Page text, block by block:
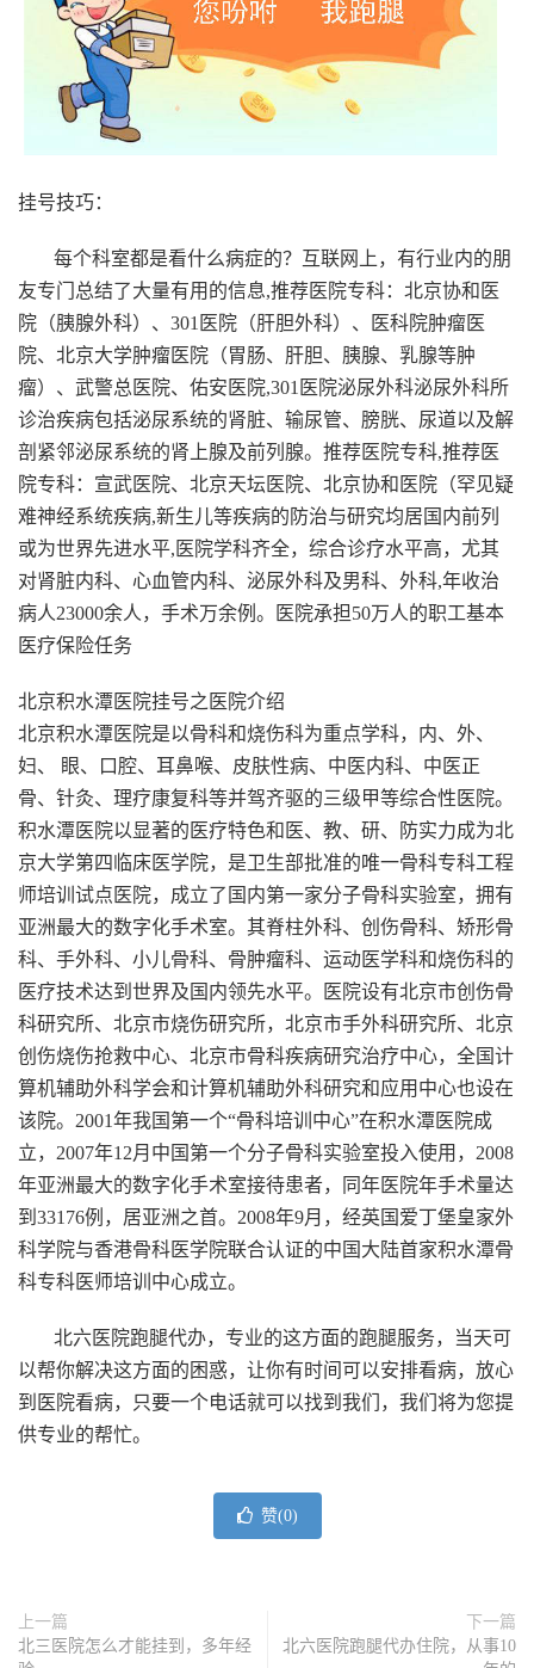
挂号技巧：
每个科室都是看什么病症的？互联网上，有行业内的朋
友专门总结了大量有用的信息,推荐医院专科：北京协和医
院（胰腺外科）、301医院（肝胆外科）、医科院肿瘤医
院、北京大学肿瘤医院（胃肠、肝胆、胰腺、乳腺等肿
瘤）、武警总医院、佑安医院,301医院泌尿外科泌尿外科所
诊治疾病包括泌尿系统的肾脏、输尿管、膀胱、尿道以及解
剖紧邻泌尿系统的肾上腺及前列腺。推荐医院专科,推荐医
院专科：宣武医院、北京天坛医院、北京协和医院（罕见疑
难神经系统疾病,新生儿等疾病的防治与研究均居国内前列
或为世界先进水平,医院学科齐全，综合诊疗水平高，尤其
对肾脏内科、心血管内科、泌尿外科及男科、外科,年收治
病人23000余人，手术万余例。医院承担50万人的职工基本
医疗保险任务
北京积水潭医院挂号之医院介绍
北京积水潭医院是以骨科和烧伤科为重点学科，内、外、
妇、 眼、口腔、耳鼻喉、皮肤性病、中医内科、中医正
骨、针灸、理疗康复科等并驾齐驱的三级甲等综合性医院。
积水潭医院以显著的医疗特色和医、教、研、防实力成为北
京大学第四临床医学院，是卫生部批准的唯一骨科专科工程
师培训试点医院，成立了国内第一家分子骨科实验室，拥有
亚洲最大的数字化手术室。其脊柱外科、创伤骨科、矫形骨
科、手外科、小儿骨科、骨肿瘤科、运动医学科和烧伤科的
医疗技术达到世界及国内领先水平。医院设有北京市创伤骨
科研究所、北京市烧伤研究所，北京市手外科研究所、北京
创伤烧伤抢救中心、北京市骨科疾病研究治疗中心，全国计
算机辅助外科学会和计算机辅助外科研究和应用中心也设在
该院。2001年我国第一个“骨科培训中心”在积水潭医院成
立，2007年12月中国第一个分子骨科实验室投入使用，2008
年亚洲最大的数字化手术室接待患者，同年医院年手术量达
到33176例，居亚洲之首。2008年9月，经英国爱丁堡皇家外
科学院与香港骨科医学院联合认证的中国大陆首家积水潭骨
科专科医师培训中心成立。
北六医院跑腿代办，专业的这方面的跑腿服务，当天可
以帮你解决这方面的困惑，让你有时间可以安排看病，放心
到医院看病，只要一个电话就可以找到我们，我们将为您提
供专业的帮忙。
赞(0)
上一篇
北三医院怎么才能挂到，多年经
下一篇
北六医院跑腿代办住院，从事10